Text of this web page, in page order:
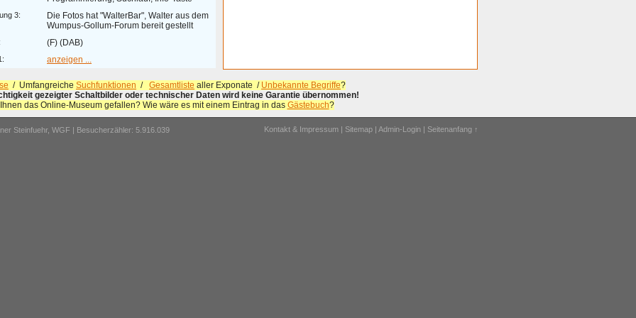
3:
Die Fotos hat "WalterBar", Walter aus dem
Wumpus-Gollum-Forum bereit gestellt
(F) (DAB)
anzeigen ...
/ Umfangreiche Suchfunktionen / Gesamtliste aller Exponate / Unbekannte Begriffe?
gezeigter Schaltbilder oder technischer Daten wird keine Garantie übernommen!
das Online-Museum gefallen? Wie wäre es mit einem Eintrag in das Gästebuch?
Steinfuehr, WGF | Besucherzähler: 5.916.039 Kontakt & Impressum | Sitemap | Admin-Login | Seitenanfang ↑